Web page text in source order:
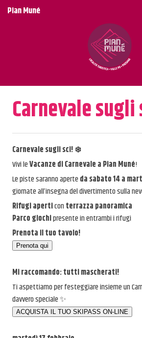
Pian Muné
I Rifugi
News
Stazione Sciistica & Tariffe
Maestri di Sci
Dove Soggiornare
La nostra Storia
Galleria Fotografica
Contatti e aperture
Carnevale sugli
Carnevale sugli sci! ❄️
Vivi leVacanze di Carnevale a Pian Muné!
Le piste saranno aperteda sabato 14 a
giornate all’insegna del divertimento sulla
Rifugi aperticonterrazza panoramica
Parco giochipresente in entrambi i rifugi
Prenota il tuo tavolo!
Mi raccomando: tutti mascherati!
Ti aspettiamo per festeggiare insieme un
davvero speciale ✨